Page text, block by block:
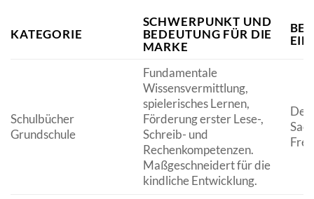
KATEGORIE
SCHWERPUNKT UND
BEDEUTUNG FÜR DIE
MARKE
Schulbücher
Grundschule
Fundamentale
Wissensvermittlung,
spielerisches Lernen,
Förderung erster Lese-,
Schreib- und
Rechenkompetenzen.
Maßgeschneidert für die
kindliche Entwicklung.